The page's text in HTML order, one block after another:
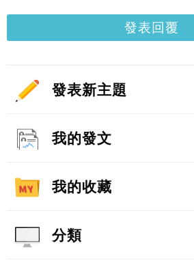
發表回覆
發表新主題
我的發文
我的收藏
分類